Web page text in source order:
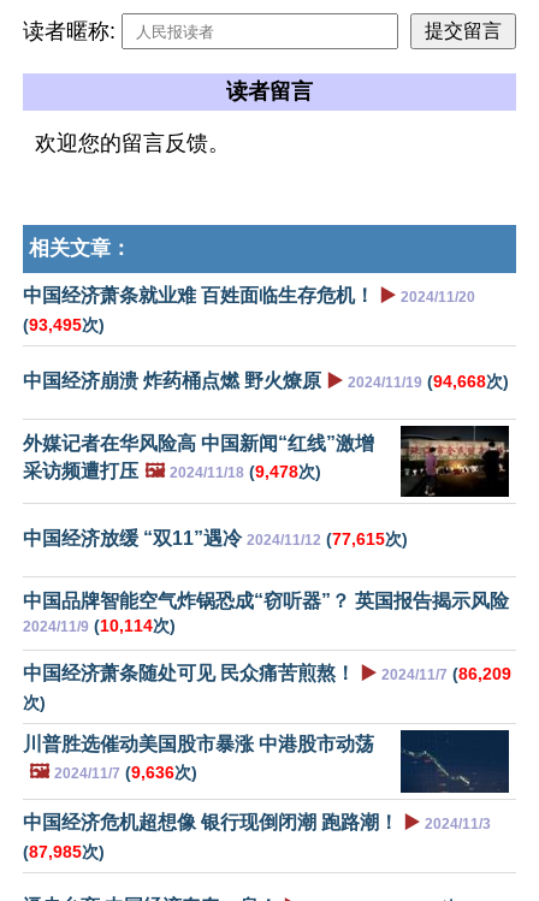
读者暱称:
读者留言
欢迎您的留言反馈。
相关文章：
中国经济萧条就业难 百姓面临生存危机！ ▶️ 2024/11/20
(93,495次)
中国经济崩溃 炸药桶点燃 野火燎原 ▶️ 2024/11/19 (94,668次)
外媒记者在华风险高 中国新闻“红线”激增
采访频遭打压 🖼️ 2024/11/18 (9,478次)
中国经济放缓 “双11”遇冷 2024/11/12 (77,615次)
中国品牌智能空气炸锅恐成“窃听器”？ 英国报告揭示风险
2024/11/9 (10,114次)
中国经济萧条随处可见 民众痛苦煎熬！ ▶️ 2024/11/7 (86,209
次)
川普胜选催动美国股市暴涨 中港股市动荡
🖼️ 2024/11/7 (9,636次)
中国经济危机超想像 银行现倒闭潮 跑路潮！ ▶️ 2024/11/3
(87,985次)